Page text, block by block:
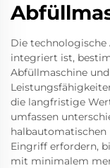
Die
integriert ist,
Abfüllmaschine
die langfristige
umfassen
halbautomatischen
Eingriff erfordern,
mit minimalem